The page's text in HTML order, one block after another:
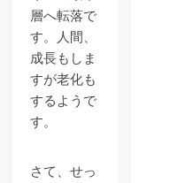
層へ転落で
す。人間、
成長もしま
すが老化も
するようで
す。
さて、せっ